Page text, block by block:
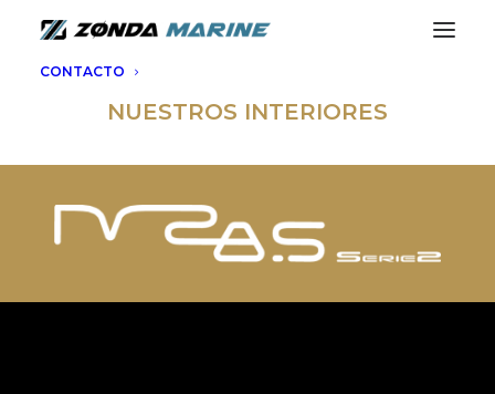
CONTACTO
NUESTROS INTERIORES